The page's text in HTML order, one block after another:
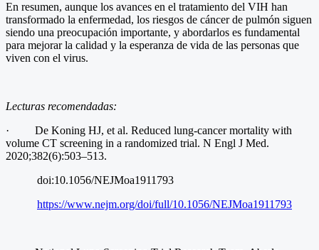
En resumen, aunque los avances en el tratamiento del VIH han
transformado la enfermedad, los riesgos de cáncer de pulmón siguen
siendo una preocupación importante, y abordarlos es fundamental
para mejorar la calidad y la esperanza de vida de las personas que
viven con el virus.
Lecturas recomendadas:
· De Koning HJ, et al. Reduced lung-cancer mortality with
volume CT screening in a randomized trial. N Engl J Med.
2020;382(6):503–513.
doi:10.1056/NEJMoa1911793
https://www.nejm.org/doi/full/10.1056/NEJMoa1911793